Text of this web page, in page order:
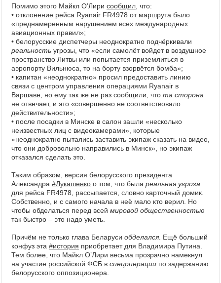
Помимо этого Майкл О’Лири сообщил , что:
• отклонение рейса Ryanair FR4978 от маршрута было
«преднамеренным нарушением всех международных
авиационных правил»;
• белорусские диспетчеры неоднократно подчёркивали
реальность угрозы, что «если самолёт войдет в воздушное
пространство Литвы или попытается приземлиться в
аэропорту Вильнюса, то на борту взорвётся бомба»;
• капитан «неоднократно» просил предоставить линию
связи с центром управления операциями Ryanair в
Варшаве, но ему так же не раз сообщили, что та сторона
не отвечает, и это «совершенно не соответствовало
действительности»;
• после посадки в Минске в салон зашли «несколько
неизвестных лиц с видеокамерами», которые
«неоднократно пытались заставить экипаж сказать на видео,
что они добровольно направились в Минск», но экипаж
отказался сделать это.
Таким образом, версия белорусского президента
Александра #Лукашенко о том, что была реальная угроза
для рейса FR4978, рассыпается, словно карточный домик.
Собственно, и с самого начала в неё мало кто верил. Но
чтобы обделаться перед всей мировой общественностью
так быстро – это надо уметь.
Причём не только глава Беларуси обделался . Ещё больший
конфуз эта #история приобретает для Владимира Путина.
Тем более, что Майкл О’Лири весьма прозрачно намекнул
на участие российской ФСБ в спецоперации по задержанию
белорусского оппозиционера.